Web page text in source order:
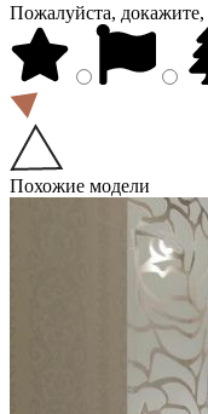
Пожалуйста,
Похожие модели